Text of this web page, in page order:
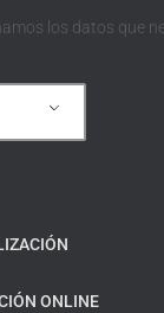
los datos que
ONLINE